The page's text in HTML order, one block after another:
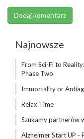
Najnowsze
From Sci-Fi to
Phase Two
Immortality or
Relax Time
Szukamy partnerów
Alzheimer Start UP -